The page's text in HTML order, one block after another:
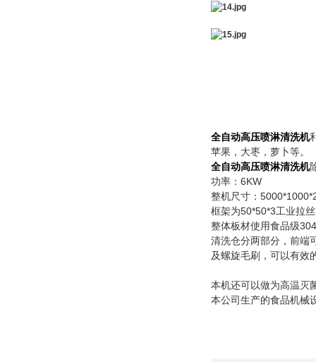
全自动高压喷淋清洗机
苹果，大枣，萝卜等。
全自动高压喷淋清洗机
功率：6KW
整机尺寸：
框架为50*50*3工业拉
整体板材使用食品级
清洗仓分两部分，前端
及螺旋毛刷，可以有效
本机还可以做为高温灭
本公司生产的食品机械